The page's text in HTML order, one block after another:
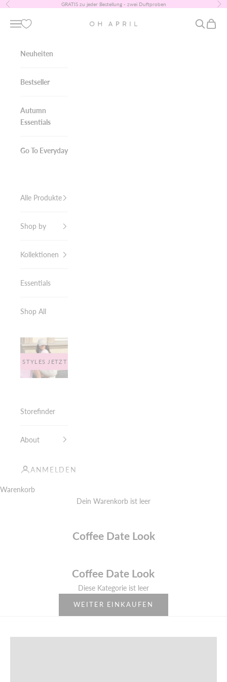
Zum Inhalt springen
Zurück GRATIS zu jeder Bestellung - zwei Duftproben Vor
OH APRIL
Navigationsmenü öffnen Suche
Neuheiten
Bestseller
Autumn
Essentials
Go To Everyday
Alle Produkte
Shop by
Kollektionen
Essentials
Shop All
LEO STYLES JETZT ENTDECKEN
Storefinder
About
ANMELDEN
Warenkorb
Dein Warenkorb ist leer
Coffee Date Look
Coffee Date Look
Diese Kategorie ist leer
WEITER EINKAUFEN
OH APRIL ESSENTIALS